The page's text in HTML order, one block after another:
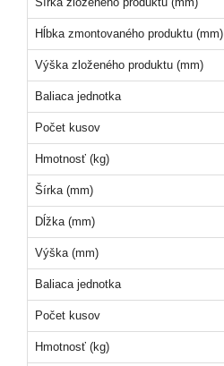
Hĺbka zmontovaného produktu (mm)
Výška zloženého produktu (mm)
Baliaca jednotka
Počet kusov
Hmotnosť (kg)
Šírka (mm)
Dĺžka (mm)
Výška (mm)
Baliaca jednotka
Počet kusov
Hmotnosť (kg)